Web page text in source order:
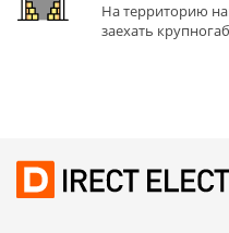
На территорию
заехать